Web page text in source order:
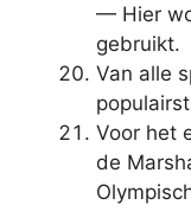
— Hier
gebruikt.
Van alle
Voor het
de